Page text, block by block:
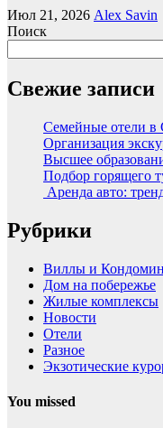
Июл 21, 2026 Alex Savin
Поиск
Свежие записи
Семейные отели в
Организация
Высшее
Подбор горящего
Аренда авто:
Рубрики
Виллы и
Дом на побережье
Жилые комплексы
Новости
Отели
Разное
Экзотические
You missed